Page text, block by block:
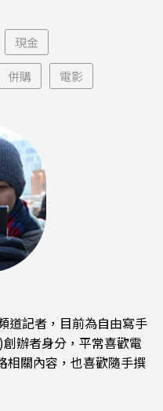
現金
併購 電影
道記者，目前為自由寫手
辦者身分，平常喜歡電
相關內容，也喜歡隨手撰